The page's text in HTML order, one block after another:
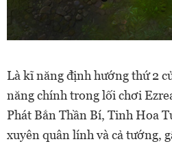
Là kĩ năng định hướng thứ 2
năng chính trong lối chơi
Phát Bắn Thần Bí, Tinh Hoa
xuyên quân lính và cả tướng,